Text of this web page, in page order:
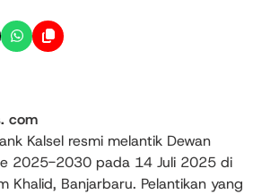
com
Kalsel resmi melantik Dewan
2025-2030 pada 14 Juli 2025 di
Khalid, Banjarbaru. Pelantikan yang